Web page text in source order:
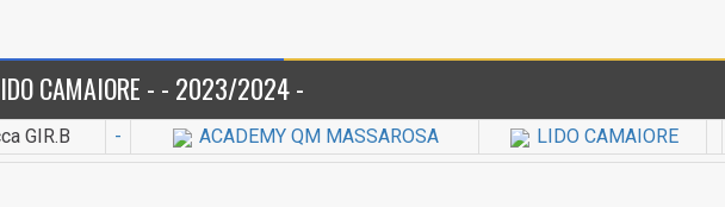
CAMAIORE - - 2023/2024 -
GIR.B - ACADEMY QM MASSAROSA LIDO CAMAIORE